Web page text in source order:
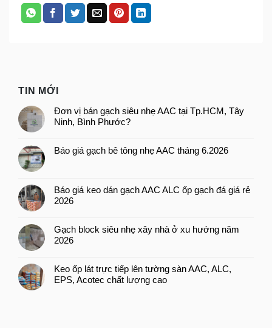
TIN MỚI
Đơn vị bán gạch siêu nhẹ AAC tại Tp.HCM, Tây
Ninh, Bình Phước?
Báo giá gạch bê tông nhẹ AAC tháng 6.2026
Báo giá keo dán gạch AAC ALC ốp gạch đá giá rẻ
2026
Gạch block siêu nhẹ xây nhà ở xu hướng năm
2026
Keo ốp lát trực tiếp lên tường sàn AAC, ALC,
EPS, Acotec chất lượng cao